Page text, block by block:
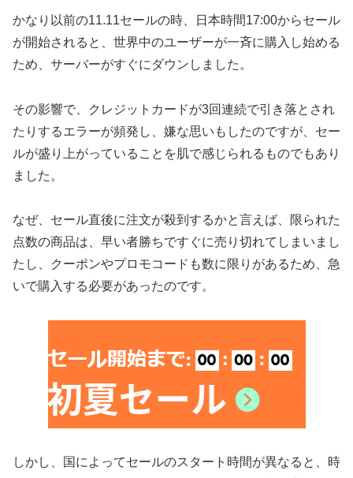
かなり以前の11.11セールの時、日本時間17:00からセール
が開始されると、世界中のユーザーが一斉に購入し始める
ため、サーバーがすぐにダウンしました。
その影響で、クレジットカードが3回連続で引き落とされ
たりするエラーが頻発し、嫌な思いもしたのですが、セー
ルが盛り上がっていることを肌で感じられるものでもあり
ました。
なぜ、セール直後に注文が殺到するかと言えば、限られた
点数の商品は、早い者勝ちですぐに売り切れてしまいまし
たし、クーポンやプロモコードも数に限りがあるため、急
いで購入する必要があったのです。
しかし、国によってセールのスタート時間が異なると、時